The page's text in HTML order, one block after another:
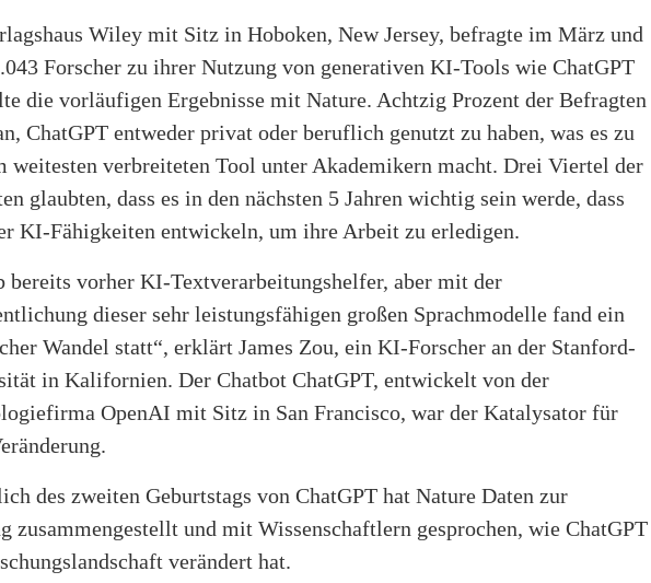
Wiley mit Sitz in Hoboken, New Jersey, befragte im März und
Forscher zu ihrer Nutzung von generativen KI-Tools wie ChatGPT
die vorläufigen Ergebnisse mit Nature. Achtzig Prozent der Befragten
ChatGPT entweder privat oder beruflich genutzt zu haben, was es zu
weitesten verbreiteten Tool unter Akademikern macht. Drei Viertel der
glaubten, dass es in den nächsten 5 Jahren wichtig sein werde, dass
KI-Fähigkeiten entwickeln, um ihre Arbeit zu erledigen.
bereits vorher KI-Textverarbeitungshelfer, aber mit der
dieser sehr leistungsfähigen großen Sprachmodelle fand ein
Wandel statt“, erklärt James Zou, ein KI-Forscher an der Stanford-
in Kalifornien. Der Chatbot ChatGPT, entwickelt von der
OpenAI mit Sitz in San Francisco, war der Katalysator für
des zweiten Geburtstags von ChatGPT hat Nature Daten zur
zusammengestellt und mit Wissenschaftlern gesprochen, wie ChatGPT
verändert hat.